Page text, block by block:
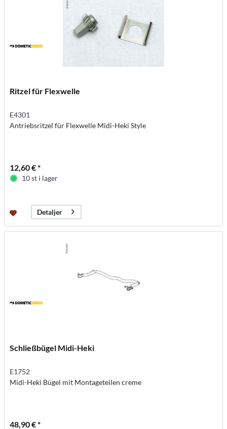
Ritzel für Flexwelle
E4301
Antriebsritzel für Flexwelle Midi-Heki Style
12,60 € *
10 st i lager
Detaljer
Schließbügel Midi-Heki
E1752
Midi-Heki Bügel mit Montageteilen creme
48,90 € *